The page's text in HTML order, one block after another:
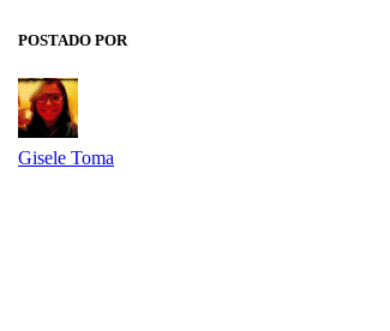
POSTADO POR
Gisele Toma